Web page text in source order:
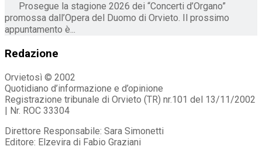
Prosegue la stagione 2026 dei “Concerti d’Organo”
promossa dall’Opera del Duomo di Orvieto. Il prossimo
appuntamento è...
Redazione
Orvietosì © 2002
Quotidiano d’informazione e d’opinione
Registrazione tribunale di Orvieto (TR) nr.101 del 13/11/2002
| Nr. ROC 33304
Direttore Responsabile: Sara Simonetti
Editore: Elzevira di Fabio Graziani